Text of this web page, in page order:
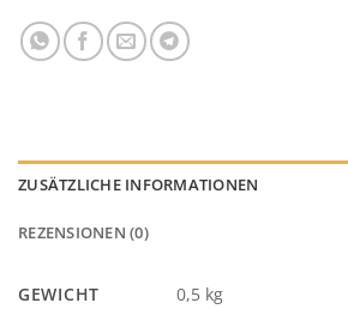
ZUSÄTZLICHE INFORMATIONEN
REZENSIONEN (0)
GEWICHT 0,5 kg